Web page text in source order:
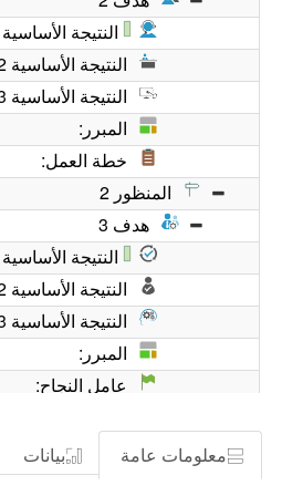
النتيجة الأساسية 2.1
النتيجة الأساسية 2.2
النتيجة الأساسية 2.3
المبرر:
خطة العمل:
المنظور 2
هدف 3
النتيجة الأساسية 3.1
النتيجة الأساسية 3.2
النتيجة الأساسية 3.3
المبرر:
عامل النجاح:
الهدف 4
النتيجة الرئيسية 4.1
معلومات عامة بيانات